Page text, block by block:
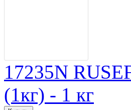
17235N
(1кг) - 1 кг